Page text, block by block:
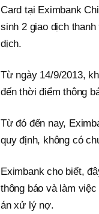
Card tại Eximbank
sinh 2 giao dịch
dịch.
Từ ngày 14/9/2013,
đến thời điểm thông
Từ đó đến nay,
quy định, không có
Eximbank cho biết,
thông báo và làm
án xử lý nợ.